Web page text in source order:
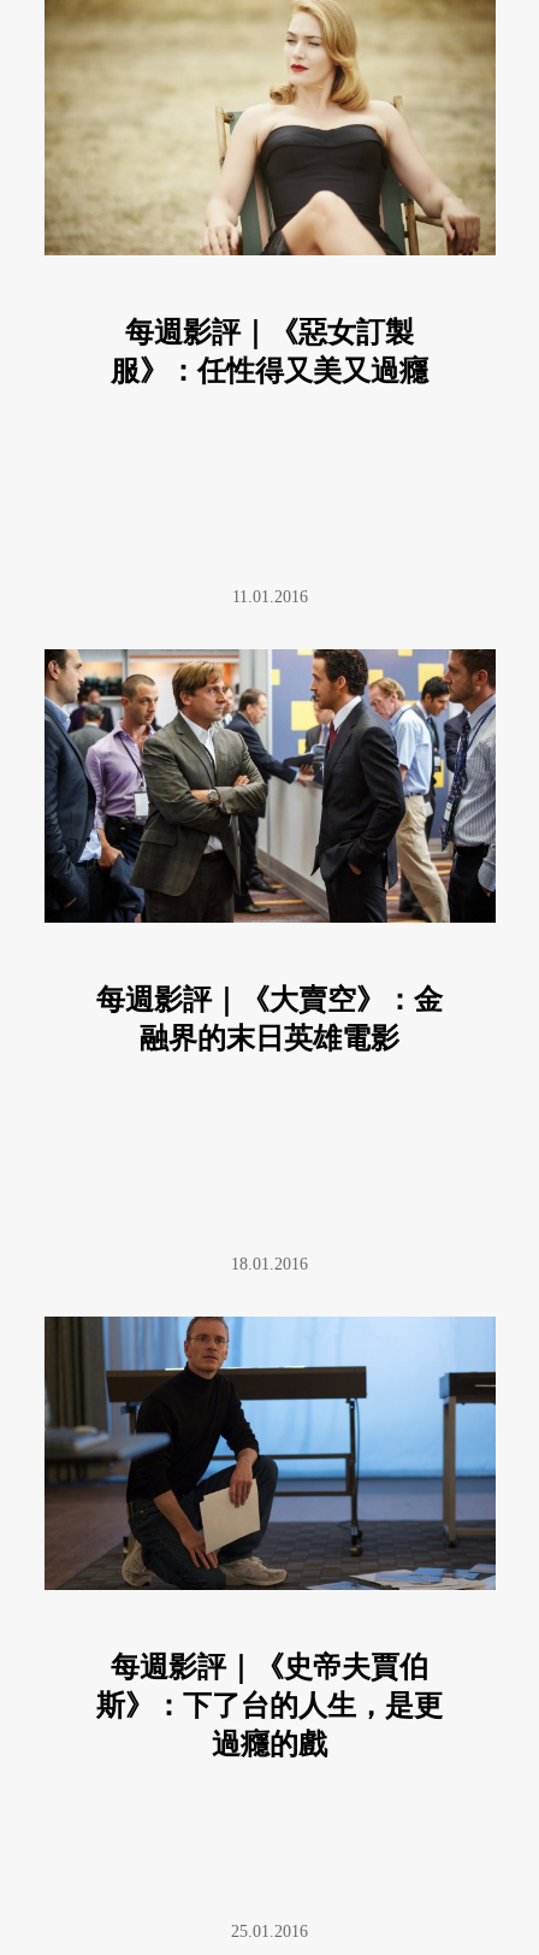
每週影評｜《惡女訂製
服》：任性得又美又過癮
11.01.2016
每週影評｜《大賣空》：金
融界的末日英雄電影
18.01.2016
每週影評｜《史帝夫賈伯
斯》：下了台的人生，是更
過癮的戲
25.01.2016